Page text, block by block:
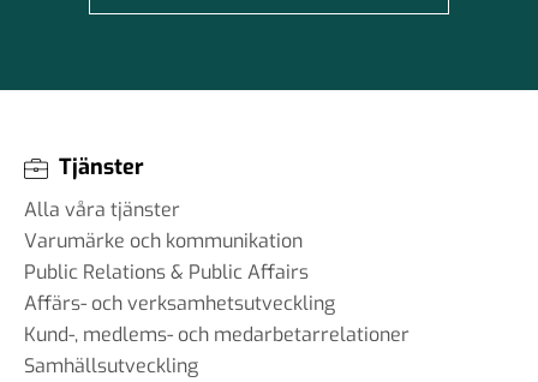
Tjänster
Alla våra tjänster
Varumärke och kommunikation
Public Relations & Public Affairs
Affärs- och verksamhetsutveckling
Kund-, medlems- och medarbetarrelationer
Samhällsutveckling